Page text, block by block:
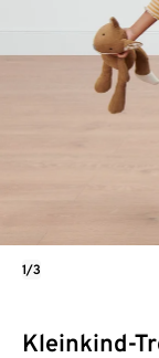
Kleinkind-
1/3